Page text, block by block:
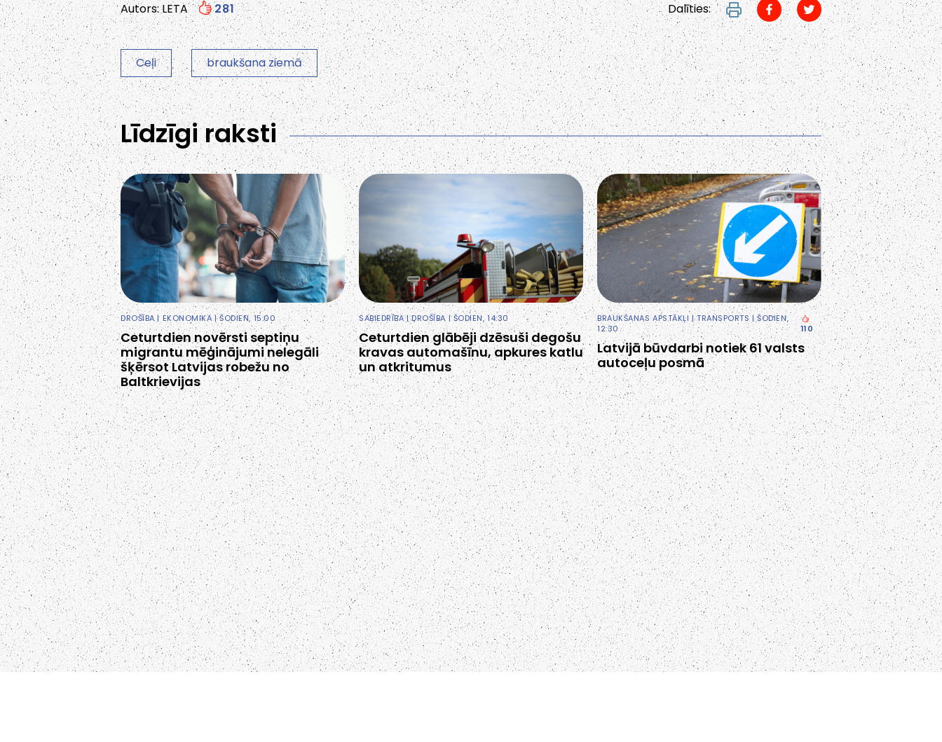
Autors: LETA 281 Dalīties:
Ceļi braukšana ziemā
Līdzīgi raksti
DROŠĪBA| EKONOMIKA| ŠODIEN, 15:00
Ceturtdien novērsti septiņu
migrantu mēģinājumi nelegāli
šķērsot Latvijas robežu no
Baltkrievijas
SABIEDRĪBA|DROŠĪBA| ŠODIEN, 14:30
Ceturtdien glābēji dzēsuši degošu
kravas automašīnu, apkures katlu
un atkritumus
BRAUKŠANAS APSTĀKĻI|TRANSPORTS| ŠODIEN,
12:30
110
Latvijā būvdarbi notiek 61 valsts
autoceļu posmā